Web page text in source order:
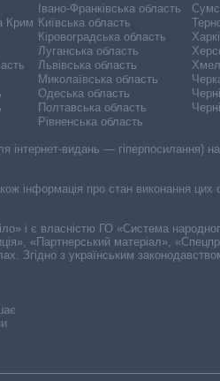
Крим
Івано-Франківська область
Київська область
Кіровоградська область
Луганська область
Львівська область
Миколаївська область
Одеська область
Полтавська область
Рівненська область
інтернет-видань — гіперпосилання)
інформація про стан виконання
і є власністю ГО «Система
«Партнерський матеріал»,
Згідно з українським